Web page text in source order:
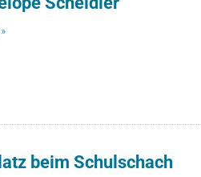
beim Schulschach